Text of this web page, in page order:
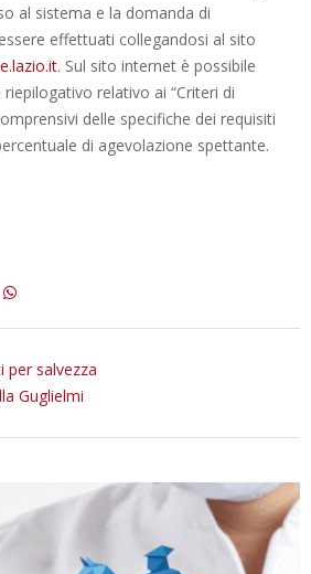
al sistema e la domanda di
effettuati collegandosi al sito
. Sul sito internet è possibile
relativo ai “Criteri di
delle specifiche dei requisiti
di agevolazione spettante.
per salvezza
Guglielmi